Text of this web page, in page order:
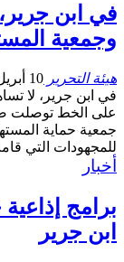
في ابن
وجمعية
هيئة التحرير 10 أبريل, 2025
في ابن جرير، لا
جمعية حماية
للمجهودات التي
أخبار
برامج
ابن جرير